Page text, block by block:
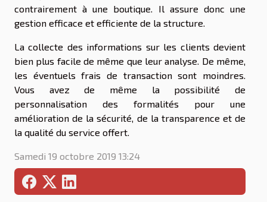
contrairement à une boutique. Il assure donc une
gestion efficace et efficiente de la structure.
La collecte des informations sur les clients devient
bien plus facile de même que leur analyse. De même,
les éventuels frais de transaction sont moindres.
Vous avez de même la possibilité de
personnalisation des formalités pour une
amélioration de la sécurité, de la transparence et de
la qualité du service offert.
Samedi 19 octobre 2019 13:24